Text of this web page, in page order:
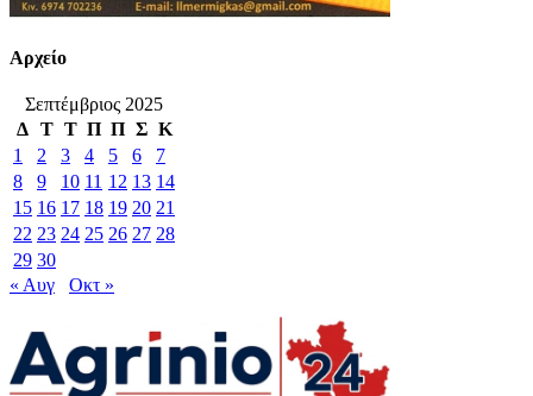
Αρχείο
Σεπτέμβριος 2025
Δ Τ Τ Π Π Σ Κ
1
2 3 4 5 6
7
8
9 10 11 12 13 14
15 16 17 18 19 20 21
22 23 24 25 26 27 28
29 30
« Αυγ
Οκτ »